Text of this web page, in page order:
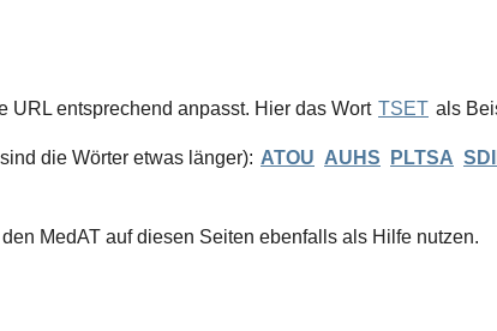
URL entsprechend anpasst. Hier das Wort TSET als
die Wörter etwas länger): ATOU AUHS PLTSA
MedAT auf diesen Seiten ebenfalls als Hilfe nutzen.